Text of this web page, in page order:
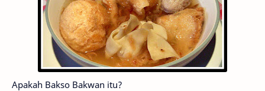
Apakah Bakso Bakwan itu?